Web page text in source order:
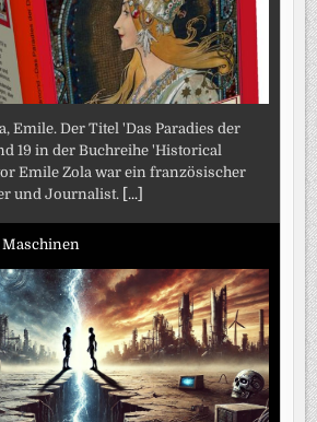
Emile. Der Titel 'Das Paradies der
19 in der Buchreihe 'Historical
Emile Zola war ein französischer
und Journalist. [...]
Maschinen